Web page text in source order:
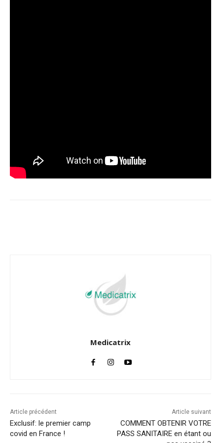
Medicatrix
Article précédent
Exclusif: le premier camp
covid en France !
Article suivant
COMMENT OBTENIR VOTRE
PASS SANITAIRE en étant ou